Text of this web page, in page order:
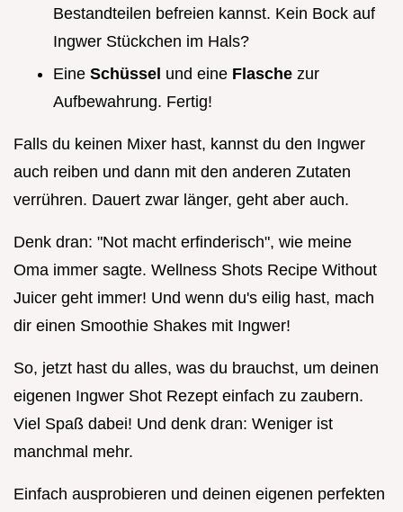
Bestandteilen befreien kannst. Kein Bock auf
Ingwer Stückchen im Hals?
Eine Schüssel und eine Flasche zur
Aufbewahrung. Fertig!
Falls du keinen Mixer hast, kannst du den Ingwer
auch reiben und dann mit den anderen Zutaten
verrühren. Dauert zwar länger, geht aber auch.
Denk dran: "Not macht erfinderisch", wie meine
Oma immer sagte. Wellness Shots Recipe Without
Juicer geht immer! Und wenn du's eilig hast, mach
dir einen Smoothie Shakes mit Ingwer!
So, jetzt hast du alles, was du brauchst, um deinen
eigenen Ingwer Shot Rezept einfach zu zaubern.
Viel Spaß dabei! Und denk dran: Weniger ist
manchmal mehr.
Einfach ausprobieren und deinen eigenen perfekten